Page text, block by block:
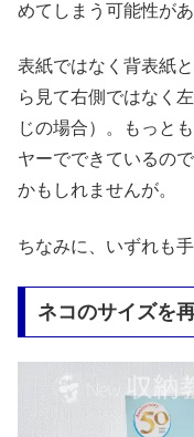
めてしまう可能性が
表紙ではなく背表紙
ら見て右側ではなく
じの場合）。もっと
ヤーでできているの
かもしれませんが。
ちなみに、いずれも
ネコのサイズを